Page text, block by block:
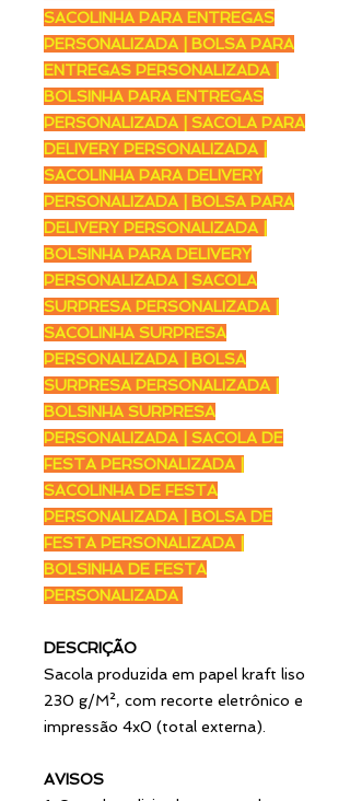
SACOLINHA PARA ENTREGAS
PERSONALIZADA | BOLSA PARA
ENTREGAS PERSONALIZADA |
BOLSINHA PARA ENTREGAS
PERSONALIZADA | SACOLA PARA
DELIVERY PERSONALIZADA |
SACOLINHA PARA DELIVERY
PERSONALIZADA | BOLSA PARA
DELIVERY PERSONALIZADA |
BOLSINHA PARA DELIVERY
PERSONALIZADA | SACOLA
SURPRESA PERSONALIZADA |
SACOLINHA SURPRESA
PERSONALIZADA | BOLSA
SURPRESA PERSONALIZADA |
BOLSINHA SURPRESA
PERSONALIZADA | SACOLA DE
FESTA PERSONALIZADA |
SACOLINHA DE FESTA
PERSONALIZADA | BOLSA DE
FESTA PERSONALIZADA |
BOLSINHA DE FESTA
PERSONALIZADA
DESCRIÇÃO
Sacola produzida em papel kraft liso
230 g/M², com recorte eletrônico e
impressão 4x0 (total externa).
AVISOS